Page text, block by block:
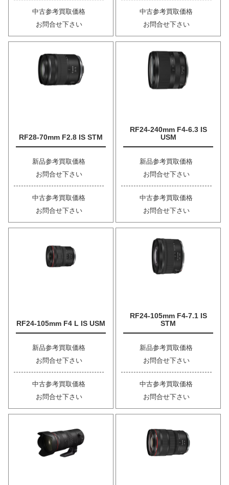
中古参考買取価格
お問合せ下さい
中古参考買取価格
お問合せ下さい
RF28-70mm F2.8 IS STM
新品参考買取価格
お問合せ下さい
中古参考買取価格
お問合せ下さい
RF24-240mm F4-6.3 IS
USM
新品参考買取価格
お問合せ下さい
中古参考買取価格
お問合せ下さい
RF24-105mm F4 L IS USM
新品参考買取価格
お問合せ下さい
中古参考買取価格
お問合せ下さい
RF24-105mm F4-7.1 IS
STM
新品参考買取価格
お問合せ下さい
中古参考買取価格
お問合せ下さい